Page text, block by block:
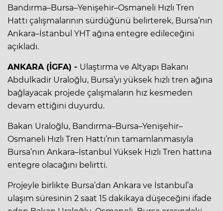
Bandırma–Bursa–Yenişehir–Osmaneli Hızlı Tren
Hattı çalışmalarının sürdüğünü belirterek, Bursa’nın
Ankara–İstanbul YHT ağına entegre edileceğini
açıkladı.
ANKARA (İGFA) - Ulaştırma ve Altyapı Bakanı
Abdulkadir Uraloğlu, Bursa’yı yüksek hızlı tren ağına
bağlayacak projede çalışmaların hız kesmeden
devam ettiğini duyurdu.
Bakan Uraloğlu, Bandırma–Bursa–Yenişehir–
Osmaneli Hızlı Tren Hattı’nın tamamlanmasıyla
Bursa’nın Ankara–İstanbul Yüksek Hızlı Tren hattına
entegre olacağını belirtti.
Projeyle birlikte Bursa’dan Ankara ve İstanbul’a
ulaşım süresinin 2 saat 15 dakikaya düşeceğini ifade